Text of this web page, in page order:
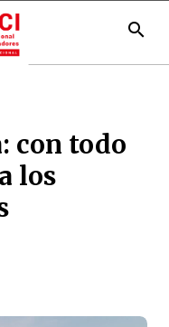
search
con todo
los